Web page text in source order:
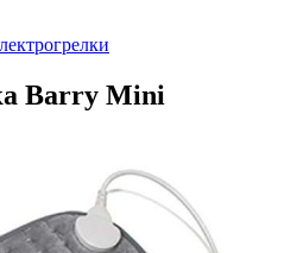
Barry Mini